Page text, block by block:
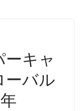
キャ
ーバル